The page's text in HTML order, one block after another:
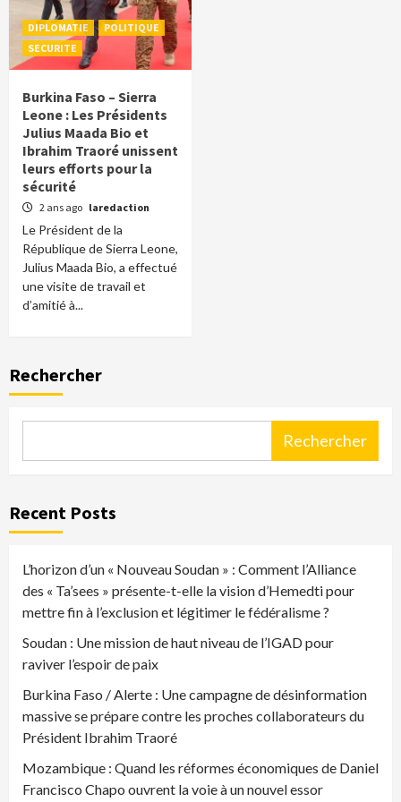
DIPLOMATIE
POLITIQUE
SECURITE
Burkina Faso – Sierra
Leone : Les Présidents
Julius Maada Bio et
Ibrahim Traoré unissent
leurs efforts pour la
sécurité
2 ans ago laredaction
Le Président de la
République de Sierra Leone,
Julius Maada Bio, a effectué
une visite de travail et
d’amitié à...
Rechercher
Rechercher
Recent Posts
L’horizon d’un « Nouveau Soudan » : Comment l’Alliance
des « Ta’sees » présente-t-elle la vision d’Hemedti pour
mettre fin à l’exclusion et légitimer le fédéralisme ?
Soudan : Une mission de haut niveau de l’IGAD pour
raviver l’espoir de paix
Burkina Faso / Alerte : Une campagne de désinformation
massive se prépare contre les proches collaborateurs du
Président Ibrahim Traoré
Mozambique : Quand les réformes économiques de Daniel
Francisco Chapo ouvrent la voie à un nouvel essor